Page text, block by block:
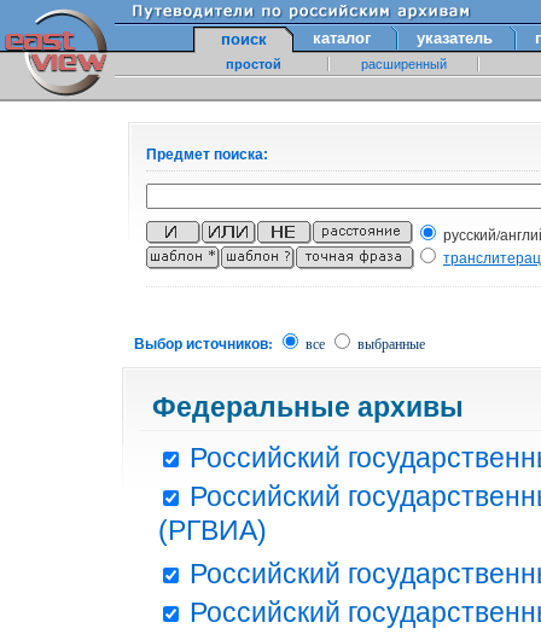
поиск каталог указатель
простой расширенный
Предмет поиска:
русский/
Выбор источников: все выбранные
Федеральные архивы
Российский
Российский
(РГВИА)
Российский
Российский